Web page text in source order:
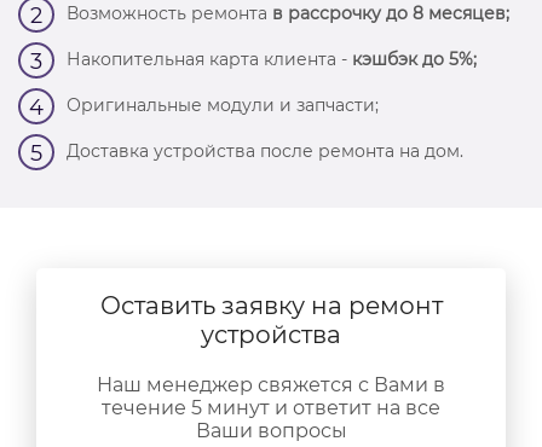
2 Возможность ремонта в рассрочку до 8 месяцев;
3 Накопительная карта клиента - кэшбэк до 5%;
4 Оригинальные модули и запчасти;
5 Доставка устройства после ремонта на дом.
Оставить заявку на ремонт
устройства
Наш менеджер свяжется с Вами в
течение 5 минут и ответит на все
Ваши вопросы